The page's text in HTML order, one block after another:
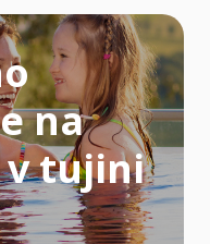
na
tujini